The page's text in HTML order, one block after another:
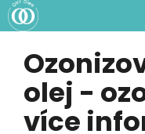
Přejít
na
obsah
olej -
více
K
o
C
o
p